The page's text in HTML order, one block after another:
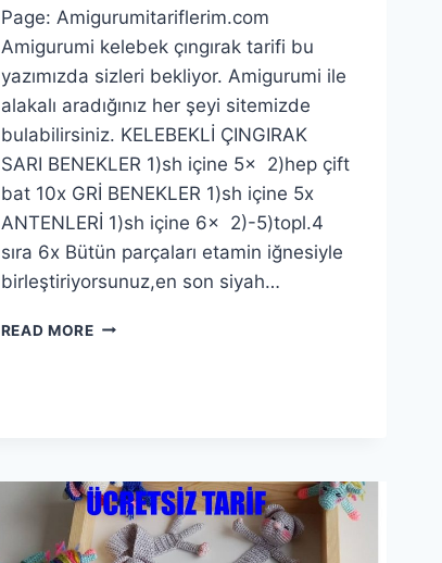
Page: Amigurumitariflerim.com
Amigurumi kelebek çıngırak tarifi bu
yazımızda sizleri bekliyor. Amigurumi ile
alakalı aradığınız her şeyi sitemizde
bulabilirsiniz. KELEBEKLİ ÇINGIRAK
SARI BENEKLER 1)sh içine 5x 2)hep çift
bat 10x GRİ BENEKLER 1)sh içine 5x
ANTENLERİ 1)sh içine 6x 2)-5)topl.4
sıra 6x Bütün parçaları etamin iğnesiyle
birleştiriyorsunuz,en son siyah…
READ MOREAMIGURUMI